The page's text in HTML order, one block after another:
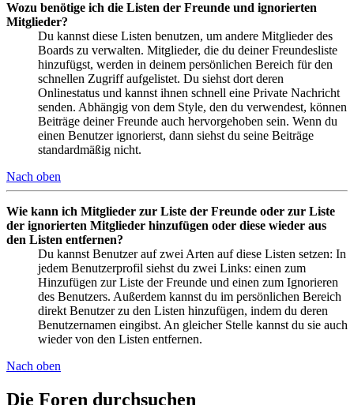
Wozu benötige ich die Listen der Freunde und ignorierten
Mitglieder?
Du kannst diese Listen benutzen, um andere Mitglieder des
Boards zu verwalten. Mitglieder, die du deiner Freundesliste
hinzufügst, werden in deinem persönlichen Bereich für den
schnellen Zugriff aufgelistet. Du siehst dort deren
Onlinestatus und kannst ihnen schnell eine Private Nachricht
senden. Abhängig von dem Style, den du verwendest, können
Beiträge deiner Freunde auch hervorgehoben sein. Wenn du
einen Benutzer ignorierst, dann siehst du seine Beiträge
standardmäßig nicht.
Nach oben
Wie kann ich Mitglieder zur Liste der Freunde oder zur Liste
der ignorierten Mitglieder hinzufügen oder diese wieder aus
den Listen entfernen?
Du kannst Benutzer auf zwei Arten auf diese Listen setzen: In
jedem Benutzerprofil siehst du zwei Links: einen zum
Hinzufügen zur Liste der Freunde und einen zum Ignorieren
des Benutzers. Außerdem kannst du im persönlichen Bereich
direkt Benutzer zu den Listen hinzufügen, indem du deren
Benutzernamen eingibst. An gleicher Stelle kannst du sie auch
wieder von den Listen entfernen.
Nach oben
Die Foren durchsuchen